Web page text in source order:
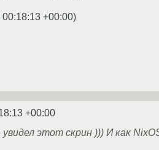
+00:00)
+00:00
этот скрин ))) И как